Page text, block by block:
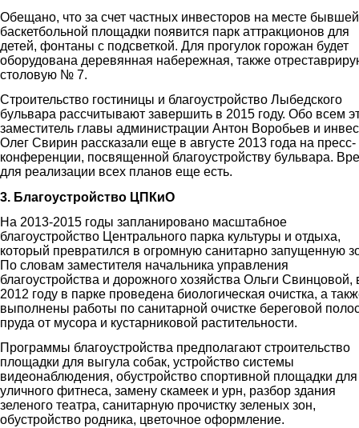
Обещано, что за счет частных инвесторов на месте бывшей
баскетбольной площадки появится парк аттракционов для
детей, фонтаны с подсветкой. Для прогулок горожан будет
оборудована деревянная набережная, также
столовую № 7.
Строительство гостиницы и благоустройство Лыбедского
бульвара рассчитывают завершить в 2015 году. Обо всем
заместитель главы администрации Антон Воробьев и
Олег Свирин рассказали еще в августе 2013 года на пресс-
конференции, посвященной благоустройству бульвара.
для реализации всех планов еще есть.
3. Благоустройство ЦПКиО
На 2013-2015 годы запланировано масштабное
благоустройство Центрального парка культуры и отдыха,
который превратился в огромную санитарно запущенную
По словам заместителя начальника управления
благоустройства и дорожного хозяйства Ольги Свинцовой,
2012 году в парке проведена биологическая очистка, а
выполнены работы по санитарной очистке береговой
пруда от мусора и кустарниковой растительности.
Программы благоустройства предполагают строительство
площадки для выгула собак, устройство системы
видеонаблюдения, обустройство спортивной площадки для
уличного фитнеса, замену скамеек и урн, разбор здания
зеленого театра, санитарную прочистку зеленых зон,
обустройство родника, цветочное оформление.